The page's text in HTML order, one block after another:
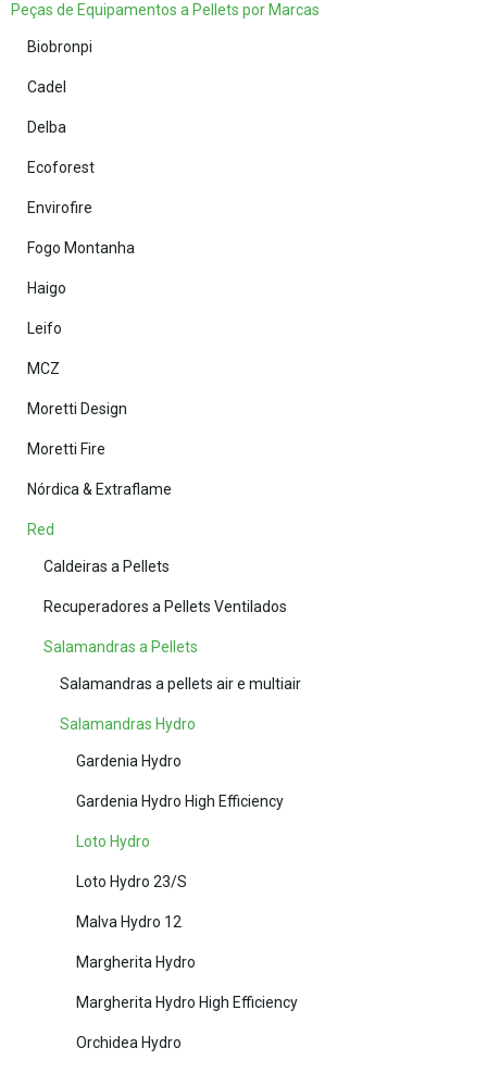
Peças de Equipamentos a Pellets por Marcas
Biobronpi
Cadel
Delba
Ecoforest
Envirofire
Fogo Montanha
Haigo
Leifo
MCZ
Moretti Design
Moretti Fire
Nórdica & Extraflame
Red
Caldeiras a Pellets
Recuperadores a Pellets Ventilados
Salamandras a Pellets
Salamandras a pellets air e multiair
Salamandras Hydro
Gardenia Hydro
Gardenia Hydro High Efficiency
Loto Hydro
Loto Hydro 23/S
Malva Hydro 12
Margherita Hydro
Margherita Hydro High Efficiency
Orchidea Hydro